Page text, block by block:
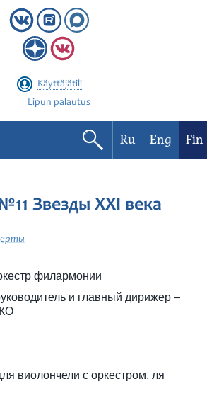
Käyttäjätili
Lipun palautus
Ru Eng Fin
Звезды XXI века
филармонии
и главный дирижер –
виолончели с оркестром, ля